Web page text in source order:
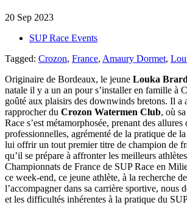
20 Sep 2023
SUP Race Events
Tagged: Crozon, France, Amaury Dormet,
Originaire de Bordeaux, le jeune Louka Brard
natale il y a un an pour s’installer en famille à
goûté aux plaisirs des downwinds bretons. Il a
rapprocher du Crozon Watermen Club, où
Race s’est métamorphosée, prenant des allures
professionnelles, agrémenté de la pratique de
lui offrir un tout premier titre de champion de
qu’il se prépare à affronter les meilleurs
Championnats de France de SUP Race en
ce week-end, ce jeune athlète, à la recherche
l’accompagner dans sa carrière sportive, nous
et les difficultés inhérentes à la pratique du